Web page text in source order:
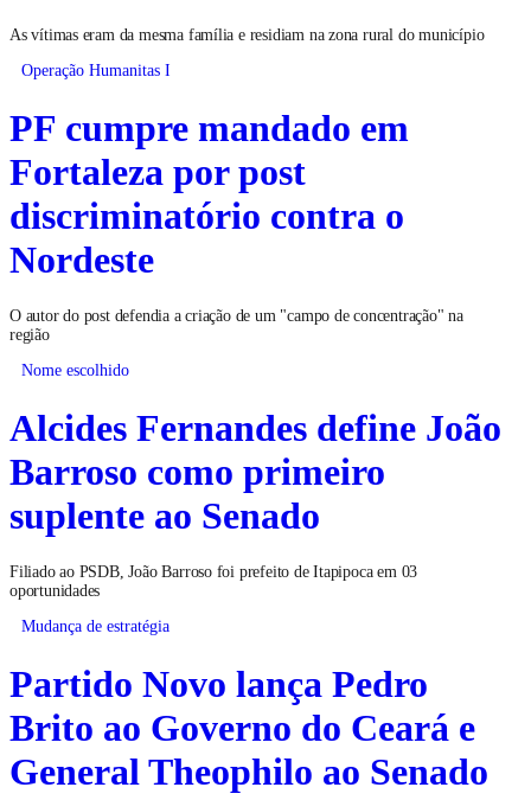
As vítimas eram da mesma família e residiam na zona rural do município
Operação Humanitas I
PF cumpre mandado em
Fortaleza por post
discriminatório contra o
Nordeste
O autor do post defendia a criação de um "campo de concentração" na
região
Nome escolhido
Alcides Fernandes define João
Barroso como primeiro
suplente ao Senado
Filiado ao PSDB, João Barroso foi prefeito de Itapipoca em 03
oportunidades
Mudança de estratégia
Partido Novo lança Pedro
Brito ao Governo do Ceará e
General Theophilo ao Senado